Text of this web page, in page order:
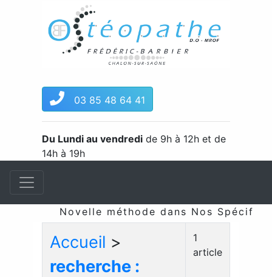
03 85 48 64 41
Du Lundi au vendredi de 9h à 12h et de
14h à 19h
Novelle méthode dans Nos
Accueil >
recherche :
1
article